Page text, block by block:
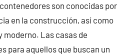
son conocidas por
en la construcción, así como
moderno. Las casas de
para aquellos que buscan un